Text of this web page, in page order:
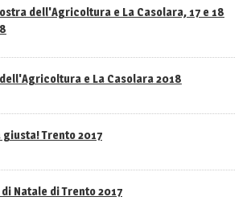
dell'Agricoltura e La Casolara, 17 e 18
e La Casolara 2018
giusta! Trento 2017
Natale di Trento 2017